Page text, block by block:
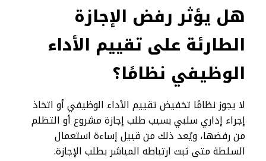
هل يؤثر رفض الإجازة
الطارئة على تقييم الأداء
الوظيفي نظامًا؟
لا يجوز نظامًا تخفيض تقييم الأداء الوظيفي أو اتخاذ
إجراء إداري سلبي بسبب طلب إجازة مشروع أو التظلم
من رفضها، ويُعد ذلك من قبيل إساءة استعمال
السلطة متى ثبت ارتباطه المباشر بطلب الإجازة.